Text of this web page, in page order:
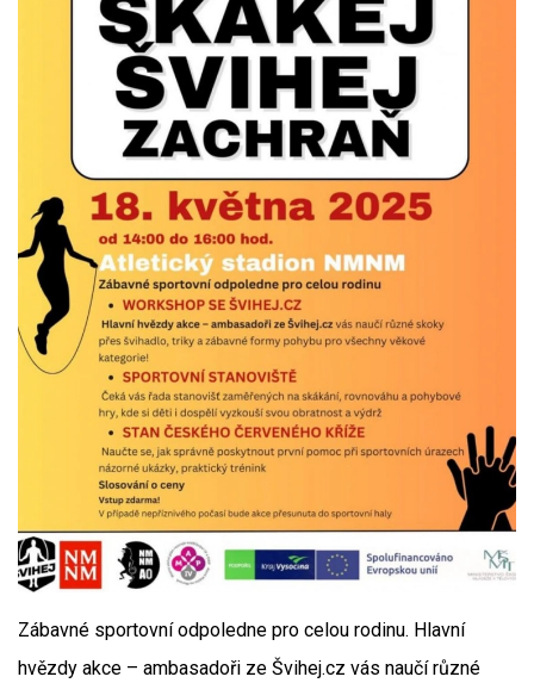
Zábavné sportovní odpoledne pro celou rodinu. Hlavní
hvězdy akce – ambasadoři ze Švihej.cz vás naučí různé